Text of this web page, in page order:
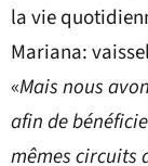
la vie
Mariana:
«Mais nous
afin de
mêmes circuits